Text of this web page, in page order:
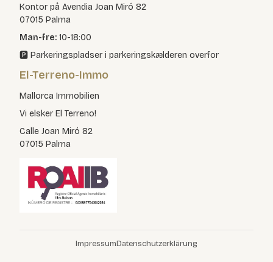
Kontor på Avendia Joan Miró 82
07015 Palma
Man-fre: 10-18:00
🅿️ Parkeringspladser i parkeringskælderen overfor
El-Terreno-Immo
Mallorca Immobilien
Vi elsker El Terreno!
Calle Joan Miró 82
07015 Palma
ImpressumDatenschutzerklärung